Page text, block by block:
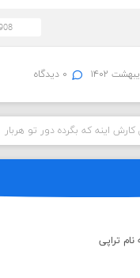
۰ دیدگاه
کارش اینه که بگرده دور تو هربار
تراپی